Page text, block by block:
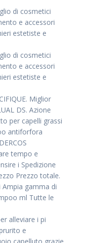
di cosmetici
e accessori
estetiste e
di cosmetici
e accessori
estetiste e
Miglior
DS. Azione
per capelli grassi
antiforfora
tempo e
i Spedizione
Prezzo totale.
gamma di
ml Tutte le
alleviare i pi
e
capelluto grazie